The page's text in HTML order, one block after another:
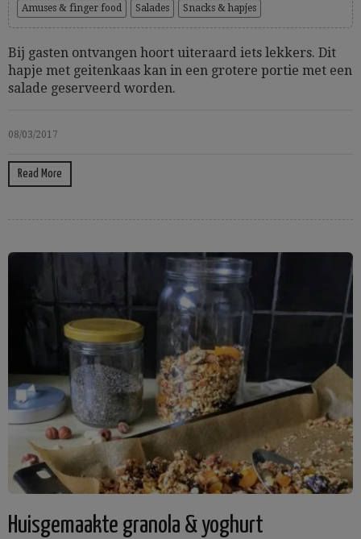
Amuses & finger food
Salades Snacks & hapjes
Bij gasten ontvangen hoort uiteraard iets lekkers. Dit
hapje met geitenkaas kan in een grotere portie met een
salade geserveerd worden.
08/03/2017
Read More
Huisgemaakte granola & yoghurt